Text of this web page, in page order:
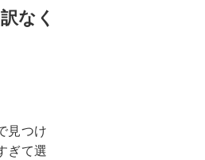
なく
見つけ
ぎて選